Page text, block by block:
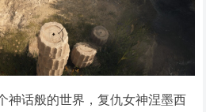
神话般的世界，复仇女神涅墨西